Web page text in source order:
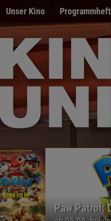
Unser Kino Programmheft
Der Dino Film